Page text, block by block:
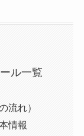
ル一覧
流れ）
情報